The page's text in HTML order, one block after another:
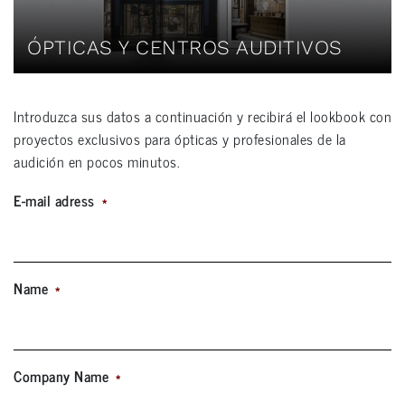
ÓPTICAS Y CENTROS AUDITIVOS
Introduzca sus datos a continuación y recibirá el lookbook con
proyectos exclusivos para ópticas y profesionales de la
audición en pocos minutos.
E-mail adress *
Name *
Company Name *